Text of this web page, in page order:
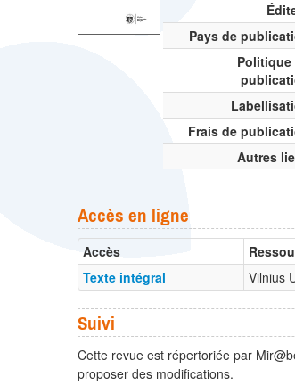
Pays de
Politique
Frais de
Autres
Accès en ligne
Accès
Texte intégral
Vilnius
Suivi
Cette revue est répertoriée par
proposer des modifications.